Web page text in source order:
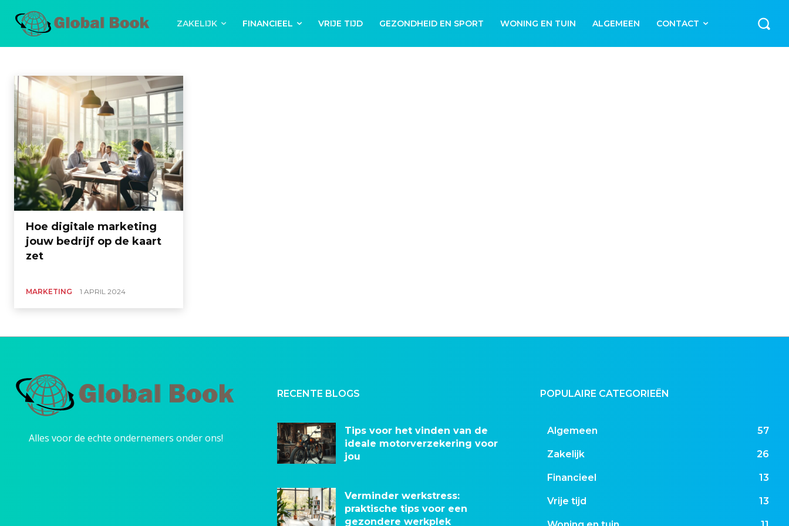
ZAKELIJK FINANCIEEL VRIJE TIJD GEZONDHEID EN SPORT WONING EN TUIN ALGEMEEN CONTACT
MARKETING
Hoe digitale marketing
jouw bedrijf op de kaart
zet
MARKETING 1 APRIL 2024
Alles voor de echte ondernemers onder ons!
RECENTE BLOGS
Tips voor het vinden van de
ideale motorverzekering voor
jou
Verminder werkstress:
praktische tips voor een
gezondere werkplek
POPULAIRE CATEGORIEËN
Algemeen 57
Zakelijk 26
Financieel 13
Vrije tijd 13